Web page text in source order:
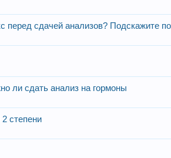
перед сдачей анализов? Подскажите
ли сдать анализ на гормоны
степени